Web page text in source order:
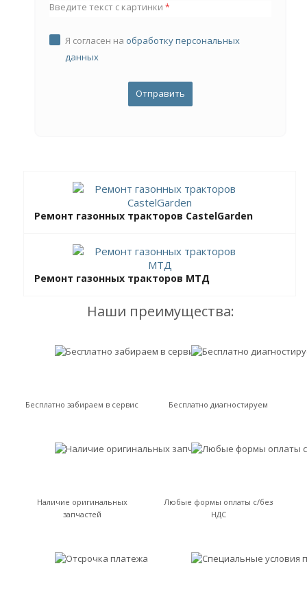
Введите текст с картинки *
Я согласен на обработку персональных
данных
Ремонт газонных тракторов CastelGarden
Ремонт газонных тракторов МТД
Наши преимущества:
Бесплатно забираем в сервис Бесплатно диагностируем
Наличие оригинальных
запчастей
Любые формы оплаты с/без
НДС